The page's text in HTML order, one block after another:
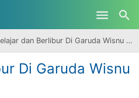
dan Berlibur Di Garuda Wisnu Kencana
Di Garuda Wisnu